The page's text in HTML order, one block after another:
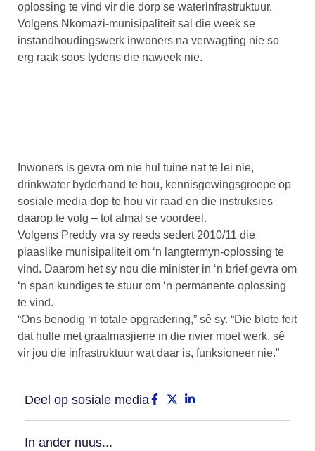
oplossing te vind vir die dorp se waterinfrastruktuur.
Volgens Nkomazi-munisipaliteit sal die week se
instandhoudingswerk inwoners na verwagting nie so
erg raak soos tydens die naweek nie.
Inwoners is gevra om nie hul tuine nat te lei nie,
drinkwater byderhand te hou, kennisgewingsgroepe op
sosiale media dop te hou vir raad en die instruksies
daarop te volg – tot almal se voordeel.
Volgens Preddy vra sy reeds sedert 2010/11 die
plaaslike munisipaliteit om ‘n langtermyn-oplossing te
vind. Daarom het sy nou die minister in ‘n brief gevra om
‘n span kundiges te stuur om ‘n permanente oplossing
te vind.
“Ons benodig ‘n totale opgradering,” sê sy. “Die blote feit
dat hulle met graafmasjiene in die rivier moet werk, sê
vir jou die infrastruktuur wat daar is, funksioneer nie.”
Deel op sosiale media
In ander nuus...